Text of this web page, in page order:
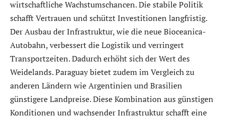
wirtschaftliche Wachstumschancen. Die stabile Politik
schafft Vertrauen und schützt Investitionen langfristig.
Der Ausbau der Infrastruktur, wie die neue Bioceanica-
Autobahn, verbessert die Logistik und verringert
Transportzeiten. Dadurch erhöht sich der Wert des
Weidelands. Paraguay bietet zudem im Vergleich zu
anderen Ländern wie Argentinien und Brasilien
günstigere Landpreise. Diese Kombination aus günstigen
Konditionen und wachsender Infrastruktur schafft eine